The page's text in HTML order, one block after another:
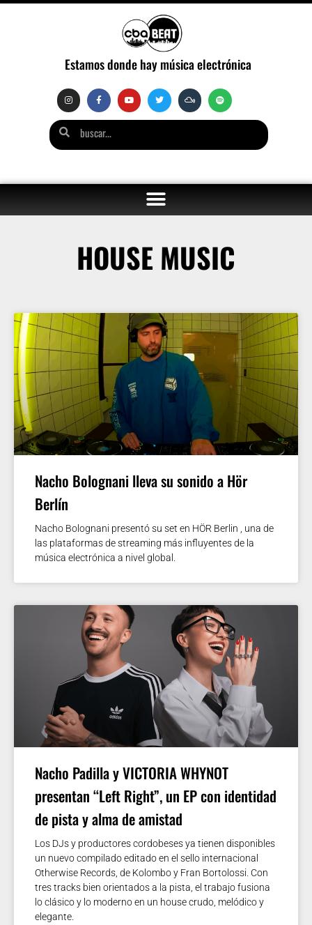
Estamos donde hay música electrónica
HOUSE MUSIC
Nacho Bolognani lleva su sonido a Hör
Berlín
Nacho Bolognani presentó su set en HÖR Berlin , una de
las plataformas de streaming más influyentes de la
música electrónica a nivel global.
Nacho Padilla y VICTORIA WHYNOT
presentan “Left Right”, un EP con identidad
de pista y alma de amistad
Los DJs y productores cordobeses ya tienen disponibles
un nuevo compilado editado en el sello internacional
Otherwise Records, de Kolombo y Fran Bortolossi. Con
tres tracks bien orientados a la pista, el trabajo fusiona
lo clásico y lo moderno en un house crudo, melódico y
elegante.